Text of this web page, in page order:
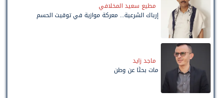
مطيع سعيد المخلافي
إرباك الشرعية... معركة موازية في توقيت الحسم
ماجد زايد
مات بحثًا عن وطن